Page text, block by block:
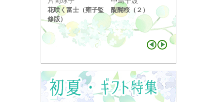
花咲く富士（雍子監
修版）
醍醐桜（２）
り ...